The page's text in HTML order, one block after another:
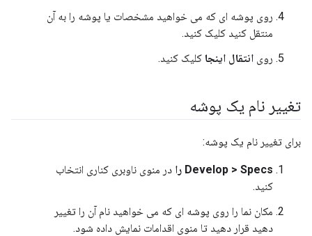
روی پوشه ای که می خواهید مشخصات یا پوشه را به آن
منتقل کنید کلیک کنید.
روی انتقال اینجا کلیک کنید.
تغییر نام یک پوشه
برای تغییر نام یک پوشه:
Develop > Specs را
در منوی ناوبری کناری انتخاب
کنید.
مکان نما را روی پوشه ای که می خواهید نام آن را تغییر
دهید قرار دهید تا منوی اقدامات نمایش داده شود.